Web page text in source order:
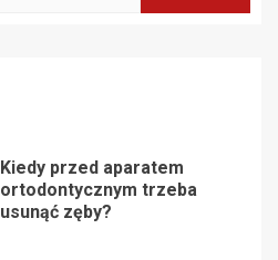
Kiedy przed aparatem
ortodontycznym trzeba
usunąć zęby?